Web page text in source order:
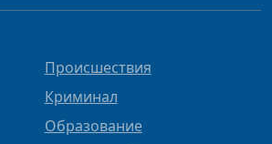
Происшествия
Криминал
Образование